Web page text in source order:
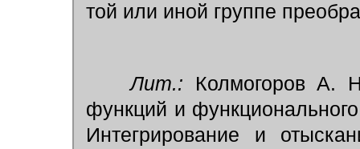
той или иной группе
Лит.: Колмогоров А.
функций и
Интегрирование и